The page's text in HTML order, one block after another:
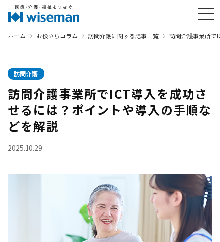
ホーム お役立ちコラム 訪問介護に関する記事一覧 訪問介護事業所で
訪問介護
訪問介護事業所でICT導入を成功さ
せるには？ポイントや導入の手順な
どを解説
2025.10.29